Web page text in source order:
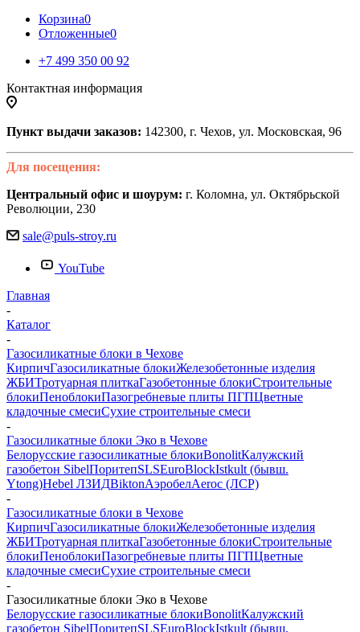
Корзина0
Отложенные0
+7 499 350 00 92
Контактная информация
Пункт выдачи заказов: 142300, г. Чехов, ул. Московская, 96
Для посещения:
Центральный офис и шоурум: г. Коломна, ул. Октябрьской
Революции, 230
sale@puls-stroy.ru
YouTube
Главная
-
Каталог
-
Газосиликатные блоки в Чехове
КирпичГазосиликатные блокиЖелезобетонные изделия
ЖБИТротуарная плиткаГазобетонные блокиСтроительные
блокиПеноблокиПазогребневые плиты ПГПЦветные
кладочные смесиСухие строительные смеси
-
Газосиликатные блоки Эко в Чехове
Белорусские газосиликатные блокиBonolitКалужский
газобетон SibelПоритепSLSEuroBlockIstkult (бывш.
Ytong)Hebel ЛЗИДBiktonАэробелAeroc (ЛСР)
-
Газосиликатные блоки в Чехове
КирпичГазосиликатные блокиЖелезобетонные изделия
ЖБИТротуарная плиткаГазобетонные блокиСтроительные
блокиПеноблокиПазогребневые плиты ПГПЦветные
кладочные смесиСухие строительные смеси
-
Газосиликатные блоки Эко в Чехове
Белорусские газосиликатные блокиBonolitКалужский
газобетон SibelПоритепSLSEuroBlockIstkult (бывш.